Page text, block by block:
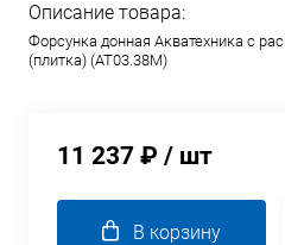
Описание товара:
Форсунка донная Акватехника с
(плитка) (AT03.38M)
11 237 ₽ / шт
В корзину